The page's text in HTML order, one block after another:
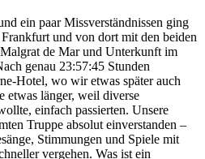
ein paar Missverständnissen ging
und von dort mit den beiden
de Mar und Unterkunft im
genau 23:57:45 Stunden
Hotel, wo wir etwas später auch
etwas länger, weil diverse
einfach passierten. Unsere
Truppe absolut einverstanden –
Stimmungen und Spiele mit
vergehen. Was ist ein